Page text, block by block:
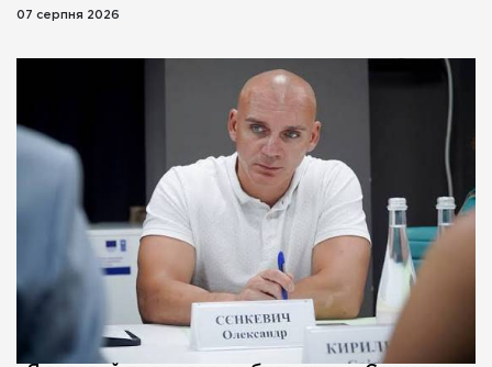
07 серпня 2026